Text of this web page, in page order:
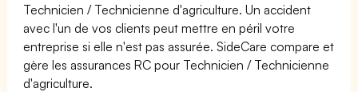
Technicien / Technicienne d'agriculture. Un accident
avec l'un de vos clients peut mettre en péril votre
entreprise si elle n'est pas assurée. SideCare compare et
gère les assurances RC pour Technicien / Technicienne
d'agriculture.